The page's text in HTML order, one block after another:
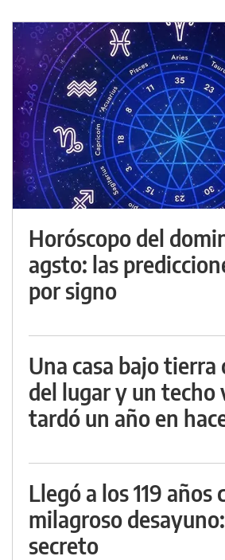
Horóscopo del
agsto: las
por signo
Una casa bajo
del lugar y un techo
tardó un año en
Llegó a los 119 años
milagroso
secreto